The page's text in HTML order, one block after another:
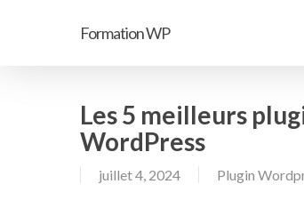
Formation WP
Les 5 meilleurs
WordPress
juillet 4, 2024 Plugin